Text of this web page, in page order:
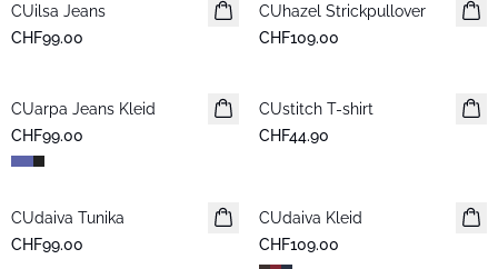
Neuheiten
CUilsa Jeans
CHF99.00
Neuheiten
CUhazel Strickpullover
CHF109.00
Neuheiten
CUarpa Jeans Kleid
CHF99.00
Neuheiten
CUstitch T-shirt
CHF44.90
Neuheiten
CUdaiva Tunika
CHF99.00
Neuheiten
CUdaiva Kleid
CHF109.00